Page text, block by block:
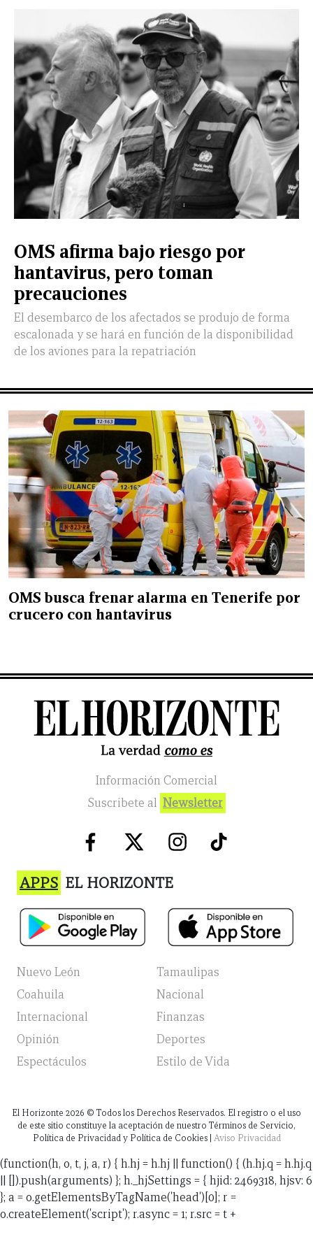
OMS afirma bajo riesgo por
hantavirus, pero toman
precauciones
El desembarco de los afectados se produjo de forma
escalonada y se hará en función de la disponibilidad
de los aviones para la repatriación
OMS busca frenar alarma en Tenerife por
crucero con hantavirus
Información Comercial
Suscribete al Newsletter
APPS EL HORIZONTE
Nuevo León
Tamaulipas
Coahuila
Nacional
Internacional
Finanzas
Opinión
Deportes
Espectáculos
Estilo de Vida
El Horizonte 2026 © Todos los Derechos Reservados. El registro o el uso
de este sitio constituye la aceptación de nuestro Términos de Servicio,
Política de Privacidad y Política de Cookies | Aviso Privacidad
(function(h, o, t, j, a, r) { h.hj = h.hj || function() { (h.hj.q = h.hj.q
|| []).push(arguments) }; h._hjSettings = { hjid: 2469318, hjsv: 6
}; a = o.getElementsByTagName('head')[0]; r =
o.createElement('script'); r.async = 1; r.src = t +